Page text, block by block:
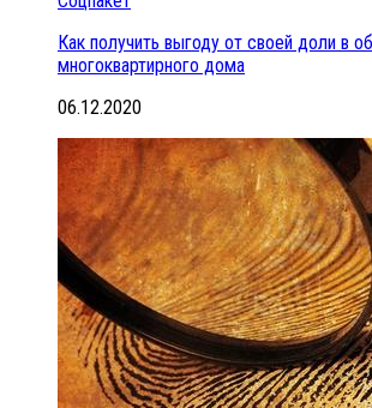
Как получить выгоду от своей доли в
многоквартирного дома
06.12.2020